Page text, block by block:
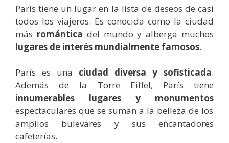
París tiene un lugar en la lista de deseos de casi
todos los viajeros. Es conocida como la ciudad
más romántica del mundo y alberga muchos
lugares de interés mundialmente famosos.
París es una ciudad diversa y sofisticada.
Además de la Torre Eiffel, París tiene
innumerables lugares y monumentos
espectaculares que se suman a la belleza de los
amplios bulevares y sus encantadores
cafeterías.